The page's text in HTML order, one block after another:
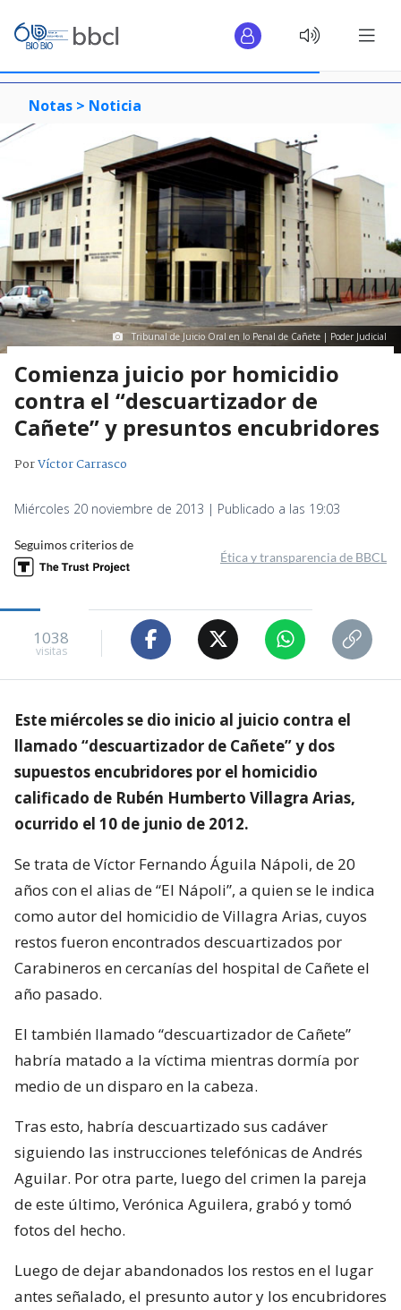
Notas > Noticia
Tribunal de Juicio Oral en lo Penal de Cañete | Poder Judicial
Comienza juicio por homicidio
contra el “descuartizador de
Cañete” y presuntos encubridores
PorVíctor Carrasco
Miércoles 20 noviembre de 2013 | Publicado a las 19:03
Seguimos criterios de
Ética y transparencia de BBCL
1038
visitas
Este miércoles se dio inicio al juicio contra el
llamado “descuartizador de Cañete” y dos
supuestos encubridores por el homicidio
calificado de Rubén Humberto Villagra Arias,
ocurrido el 10 de junio de 2012.
Se trata de Víctor Fernando Águila Nápoli, de 20
años con el alias de “El Nápoli”, a quien se le indica
como autor del homicidio de Villagra Arias, cuyos
restos fueron encontrados descuartizados por
Carabineros en cercanías del hospital de Cañete el
año pasado.
El también llamado “descuartizador de Cañete”
habría matado a la víctima mientras dormía por
medio de un disparo en la cabeza.
Tras esto, habría descuartizado sus cadáver
siguiendo las instrucciones telefónicas de Andrés
Aguilar. Por otra parte, luego del crimen la pareja
de este último, Verónica Aguilera, grabó y tomó
fotos del hecho.
Luego de dejar abandonados los restos en el lugar
antes señalado, el presunto autor y los encubridores